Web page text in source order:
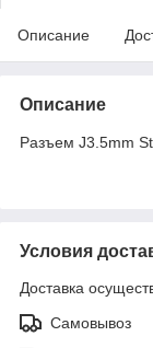
Описание
Описание
Разъем J3.5mm
Условия
Доставка
Самовывоз